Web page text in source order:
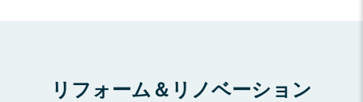
リフォーム＆リノベーション